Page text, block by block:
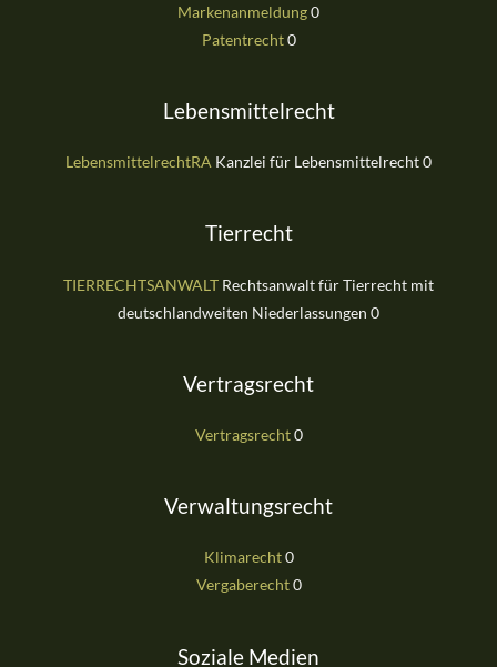
Markenanmeldung0
Patentrecht0
Lebensmittelrecht
LebensmittelrechtRA Kanzlei für Lebensmittelrecht 0
Tierrecht
TIERRECHTSANWALT Rechtsanwalt für Tierrecht mit
deutschlandweiten Niederlassungen 0
Vertragsrecht
Vertragsrecht0
Verwaltungsrecht
Klimarecht0
Vergaberecht0
Soziale Medien